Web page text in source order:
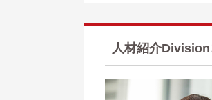
人材紹介Division